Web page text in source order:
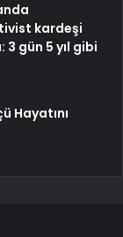
kardeşi
3 gün 5 yıl gibi
Hayatını